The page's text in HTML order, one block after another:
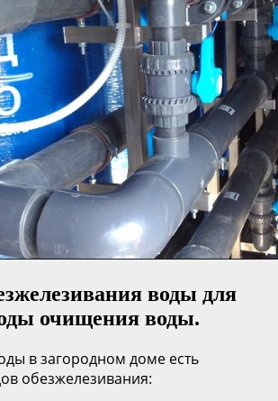
воды для
очищения воды.
в загородном доме есть
обезжелезивания: